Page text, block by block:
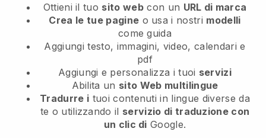
Ottieni il tuo sito webcon un URL di marca
Crea le tue pagine o usa i nostri modelli
come guida
Aggiungi testo, immagini, video, calendari e
pdf
Aggiungi e personalizza i tuoi servizi
Abilita un sito Web multilingue
Tradurre i tuoi contenuti in lingue diverse da
te o utilizzando il servizio di traduzione con
un clic di Google.